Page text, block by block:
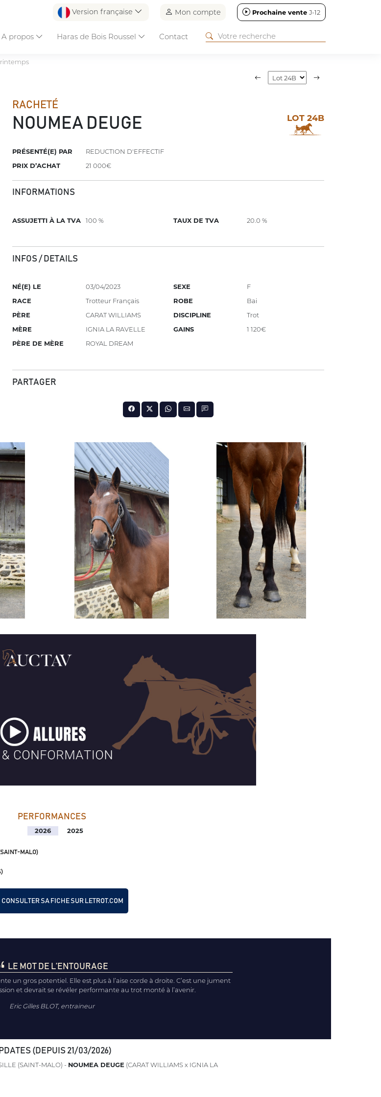
Version française Mon compte Prochaine vente J-12
A propos Haras de Bois Roussel Contact
RACHETÉ
NOUMEA DEUGE LOT 24B
PRÉSENTÉ(E) PAR
REDUCTION D'EFFECTIF
PRIX D’ACHAT
21 000€
INFORMATIONS
ASSUJETTI À LA TVA 100 % TAUX DE TVA 20.0 %
INFOS / DETAILS
NÉ(E) LE
03/04/2023
RACE
Trotteur Français
PÈRE
CARAT WILLIAMS
MÈRE
IGNIA LA RAVELLE
PÈRE DE MÈRE
ROYAL DREAM
SEXE
F
ROBE
Bai
DISCIPLINE
Trot
GAINS
1 120€
PARTAGER
PERFORMANCES
2026 2025
MALO)
CONSULTER SA FICHE SUR LETROT.COM
LE MOT DE L’ENTOURAGE
un gros potentiel. Elle est plus à l’aise corde à droite. C’est une jument
et devrait se révéler performante au trot monté à l’avenir.
Eric Gilles BLOT, entraineur
(DEPUIS 21/03/2026)
(SAINT-MALO) - NOUMEA DEUGE (CARAT WILLIAMS x IGNIA LA